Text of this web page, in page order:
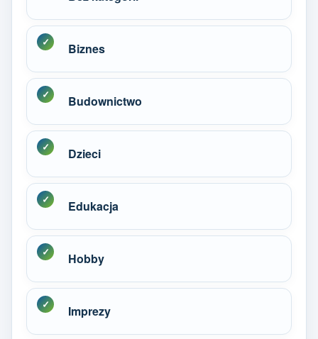
Biznes
Budownictwo
Dzieci
Edukacja
Hobby
Imprezy